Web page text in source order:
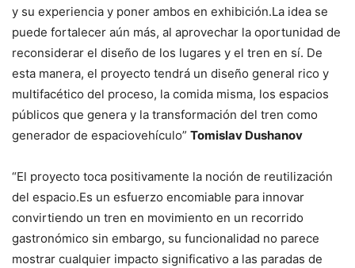
y su experiencia y poner ambos en exhibición.La idea se
puede fortalecer aún más, al aprovechar la oportunidad de
reconsiderar el diseño de los lugares y el tren en sí. De
esta manera, el proyecto tendrá un diseño general rico y
multifacético del proceso, la comida misma, los espacios
públicos que genera y la transformación del tren como
generador de espaciovehículo” Tomislav Dushanov
“El proyecto toca positivamente la noción de reutilización
del espacio.Es un esfuerzo encomiable para innovar
convirtiendo un tren en movimiento en un recorrido
gastronómico sin embargo, su funcionalidad no parece
mostrar cualquier impacto significativo a las paradas de